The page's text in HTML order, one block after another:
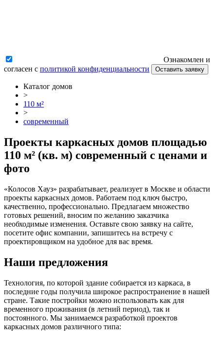
Ознакомлен и
согласен с политикой конфиденциальности Оставить заявку
Каталог домов
>
110 м²
>
современный
Проекты каркасных домов площадью
110 м² (кв. м) современный с ценами и
фото
«Колосов Хауз» разрабатывает, реализует в Москве и области
проекты каркасных домов. Работаем под ключ быстро,
качественно, профессионально. Предлагаем множество
готовых решений, вносим по желанию заказчика
необходимые изменения. Оставьте свою заявку на сайте,
посетите офис компании, запишитесь на встречу с
проектировщиком на удобное для вас время.
Наши предложения
Технология, по которой здание собирается из каркаса, в
последние годы получила широкое распространение в нашей
стране. Такие постройки можно использовать как для
временного проживания (в летний период), так и
постоянного. Мы занимаемся разработкой проектов
каркасных домов различного типа: